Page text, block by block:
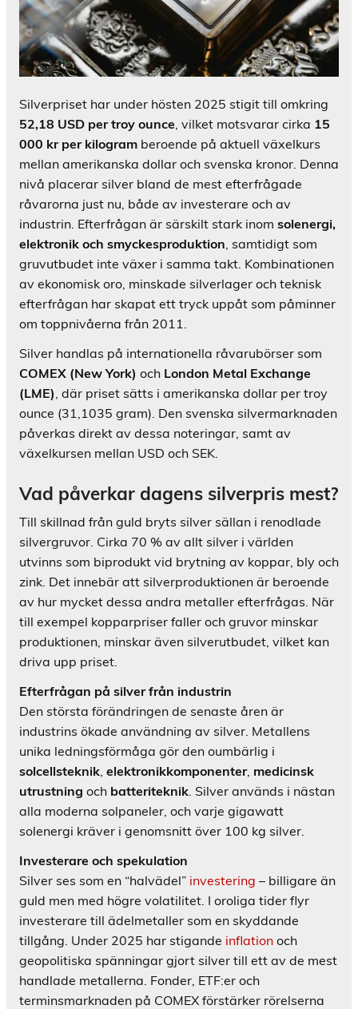
Silverpriset har under hösten 2025 stigit till omkring
52,18 USD per troy ounce , vilket motsvarar cirka 15
000 kr per kilogram beroende på aktuell växelkurs
mellan amerikanska dollar och svenska kronor. Denna
nivå placerar silver bland de mest efterfrågade
råvarorna just nu, både av investerare och av
industrin. Efterfrågan är särskilt stark inom solenergi,
elektronik och smyckesproduktion , samtidigt som
gruvutbudet inte växer i samma takt. Kombinationen
av ekonomisk oro, minskade silverlager och teknisk
efterfrågan har skapat ett tryck uppåt som påminner
om toppnivåerna från 2011.
Silver handlas på internationella råvarubörser som
COMEX (New York) och London Metal Exchange
(LME) , där priset sätts i amerikanska dollar per troy
ounce (31,1035 gram). Den svenska silvermarknaden
påverkas direkt av dessa noteringar, samt av
växelkursen mellan USD och SEK.
Vad påverkar dagens silverpris mest?
Till skillnad från guld bryts silver sällan i renodlade
silvergruvor. Cirka 70 % av allt silver i världen
utvinns som biprodukt vid brytning av koppar, bly och
zink. Det innebär att silverproduktionen är beroende
av hur mycket dessa andra metaller efterfrågas. När
till exempel kopparpriser faller och gruvor minskar
produktionen, minskar även silverutbudet, vilket kan
driva upp priset.
Efterfrågan på silver från industrin
Den största förändringen de senaste åren är
industrins ökade användning av silver. Metallens
unika ledningsförmåga gör den oumbärlig i
solcellsteknik elektronikkomponenter, medicinsk
utrustning och batteriteknik . Silver används i nästan
alla moderna solpaneler, och varje gigawatt
solenergi kräver i genomsnitt över 100 kg silver.
Investerare och spekulation
Silver ses som en “halvädel” investering – billigare än
guld men med högre volatilitet. I oroliga tider flyr
investerare till ädelmetaller som en skyddande
tillgång. Under 2025 har stigande inflation och
geopolitiska spänningar gjort silver till ett av de mest
handlade metallerna. Fonder, ETF:er och
terminsmarknaden på COMEX förstärker rörelserna